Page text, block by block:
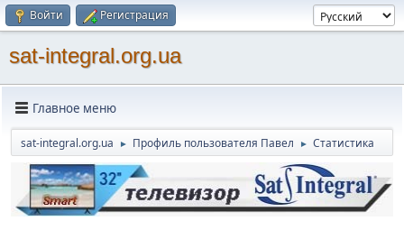
Войти Регистрация
sat-integral.org.ua
Главное меню
sat-integral.org.ua ► Профиль пользователя Павел ► Статистика